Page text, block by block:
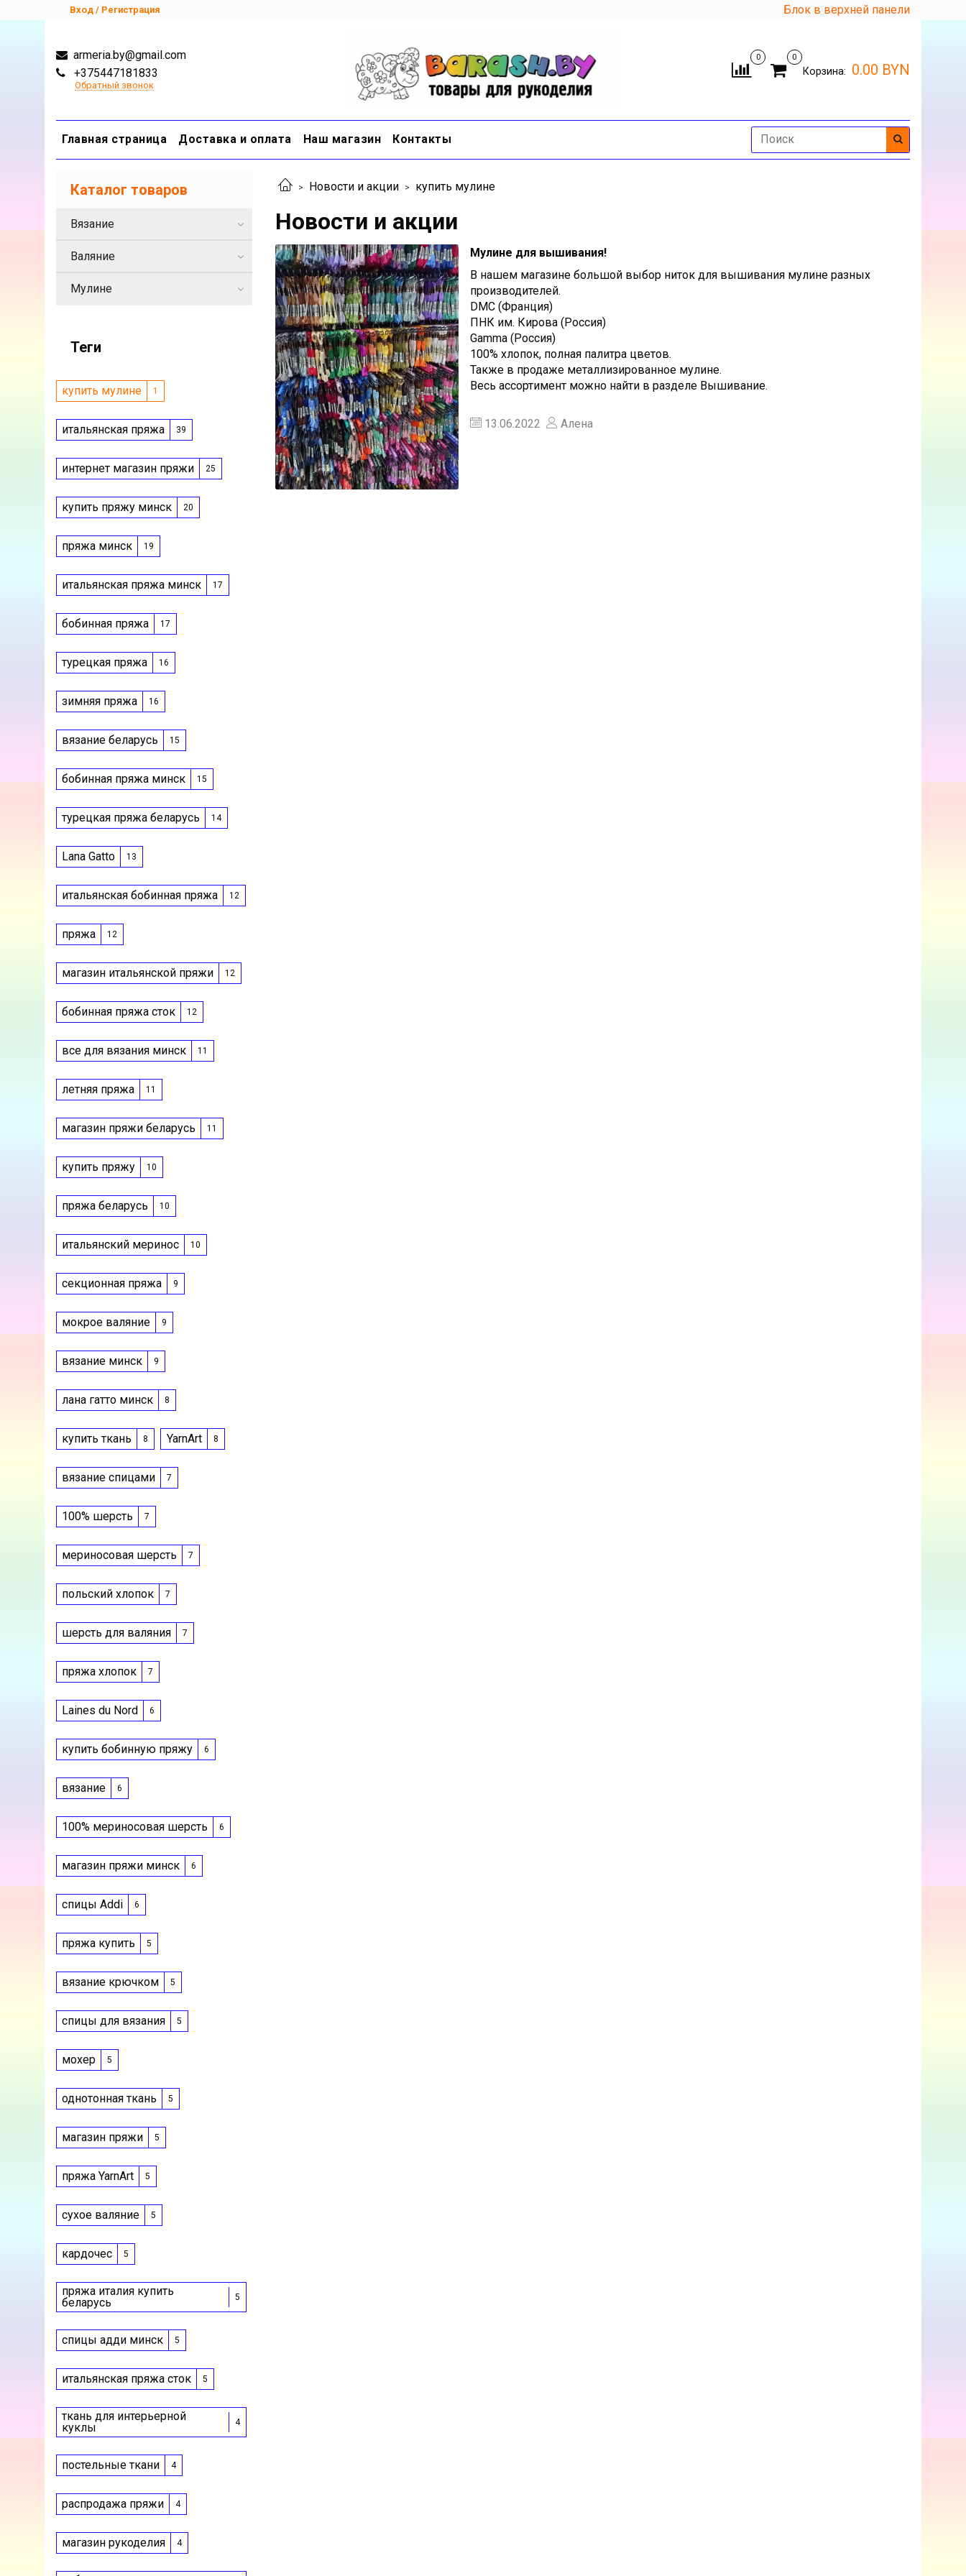
Вход / Регистрация Блок в верхней панели
armeria.by@gmail.com
+375447181833
Обратный звонок
0 0
Корзина: 0.00 BYN
Главная страница Доставка и оплата Наш магазин Контакты
Новости и акции купить мулине
Новости и акции
Мулине для вышивания!
В нашем магазине большой выбор ниток для вышивания мулине разных
производителей.
DMC (Франция)
ПНК им. Кирова (Россия)
Gamma (Россия)
100% хлопок, полная палитра цветов.
Также в продаже металлизированное мулине.
Весь ассортимент можно найти в разделе Вышивание.
13.06.2022 Алена
Каталог товаров
Вязание
Валяние
Мулине
Теги
купить мулине 1
итальянская пряжа 39
интернет магазин пряжи 25
купить пряжу минск 20
пряжа минск 19
итальянская пряжа минск 17
бобинная пряжа 17
турецкая пряжа 16
зимняя пряжа 16
вязание беларусь 15
бобинная пряжа минск 15
турецкая пряжа беларусь 14
Lana Gatto 13
итальянская бобинная пряжа 12
пряжа 12
магазин итальянской пряжи 12
бобинная пряжа сток 12
все для вязания минск 11
летняя пряжа 11
магазин пряжи беларусь 11
купить пряжу 10
пряжа беларусь 10
итальянский меринос 10
секционная пряжа 9
мокрое валяние 9
вязание минск 9
лана гатто минск 8
купить ткань 8 YarnArt 8
вязание спицами 7
100% шерсть 7
мериносовая шерсть 7
польский хлопок 7
шерсть для валяния 7
пряжа хлопок 7
Laines du Nord 6
купить бобинную пряжу 6
вязание 6
100% мериносовая шерсть 6
магазин пряжи минск 6
спицы Addi 6
пряжа купить 5
вязание крючком 5
спицы для вязания 5
мохер 5
однотонная ткань 5
магазин пряжи 5
пряжа YarnArt 5
сухое валяние 5
кардочес 5
пряжа италия купить
беларусь
5
спицы адди минск 5
итальянская пряжа сток 5
ткань для интерьерной
куклы
4
постельные ткани 4
распродажа пряжи 4
магазин рукоделия 4